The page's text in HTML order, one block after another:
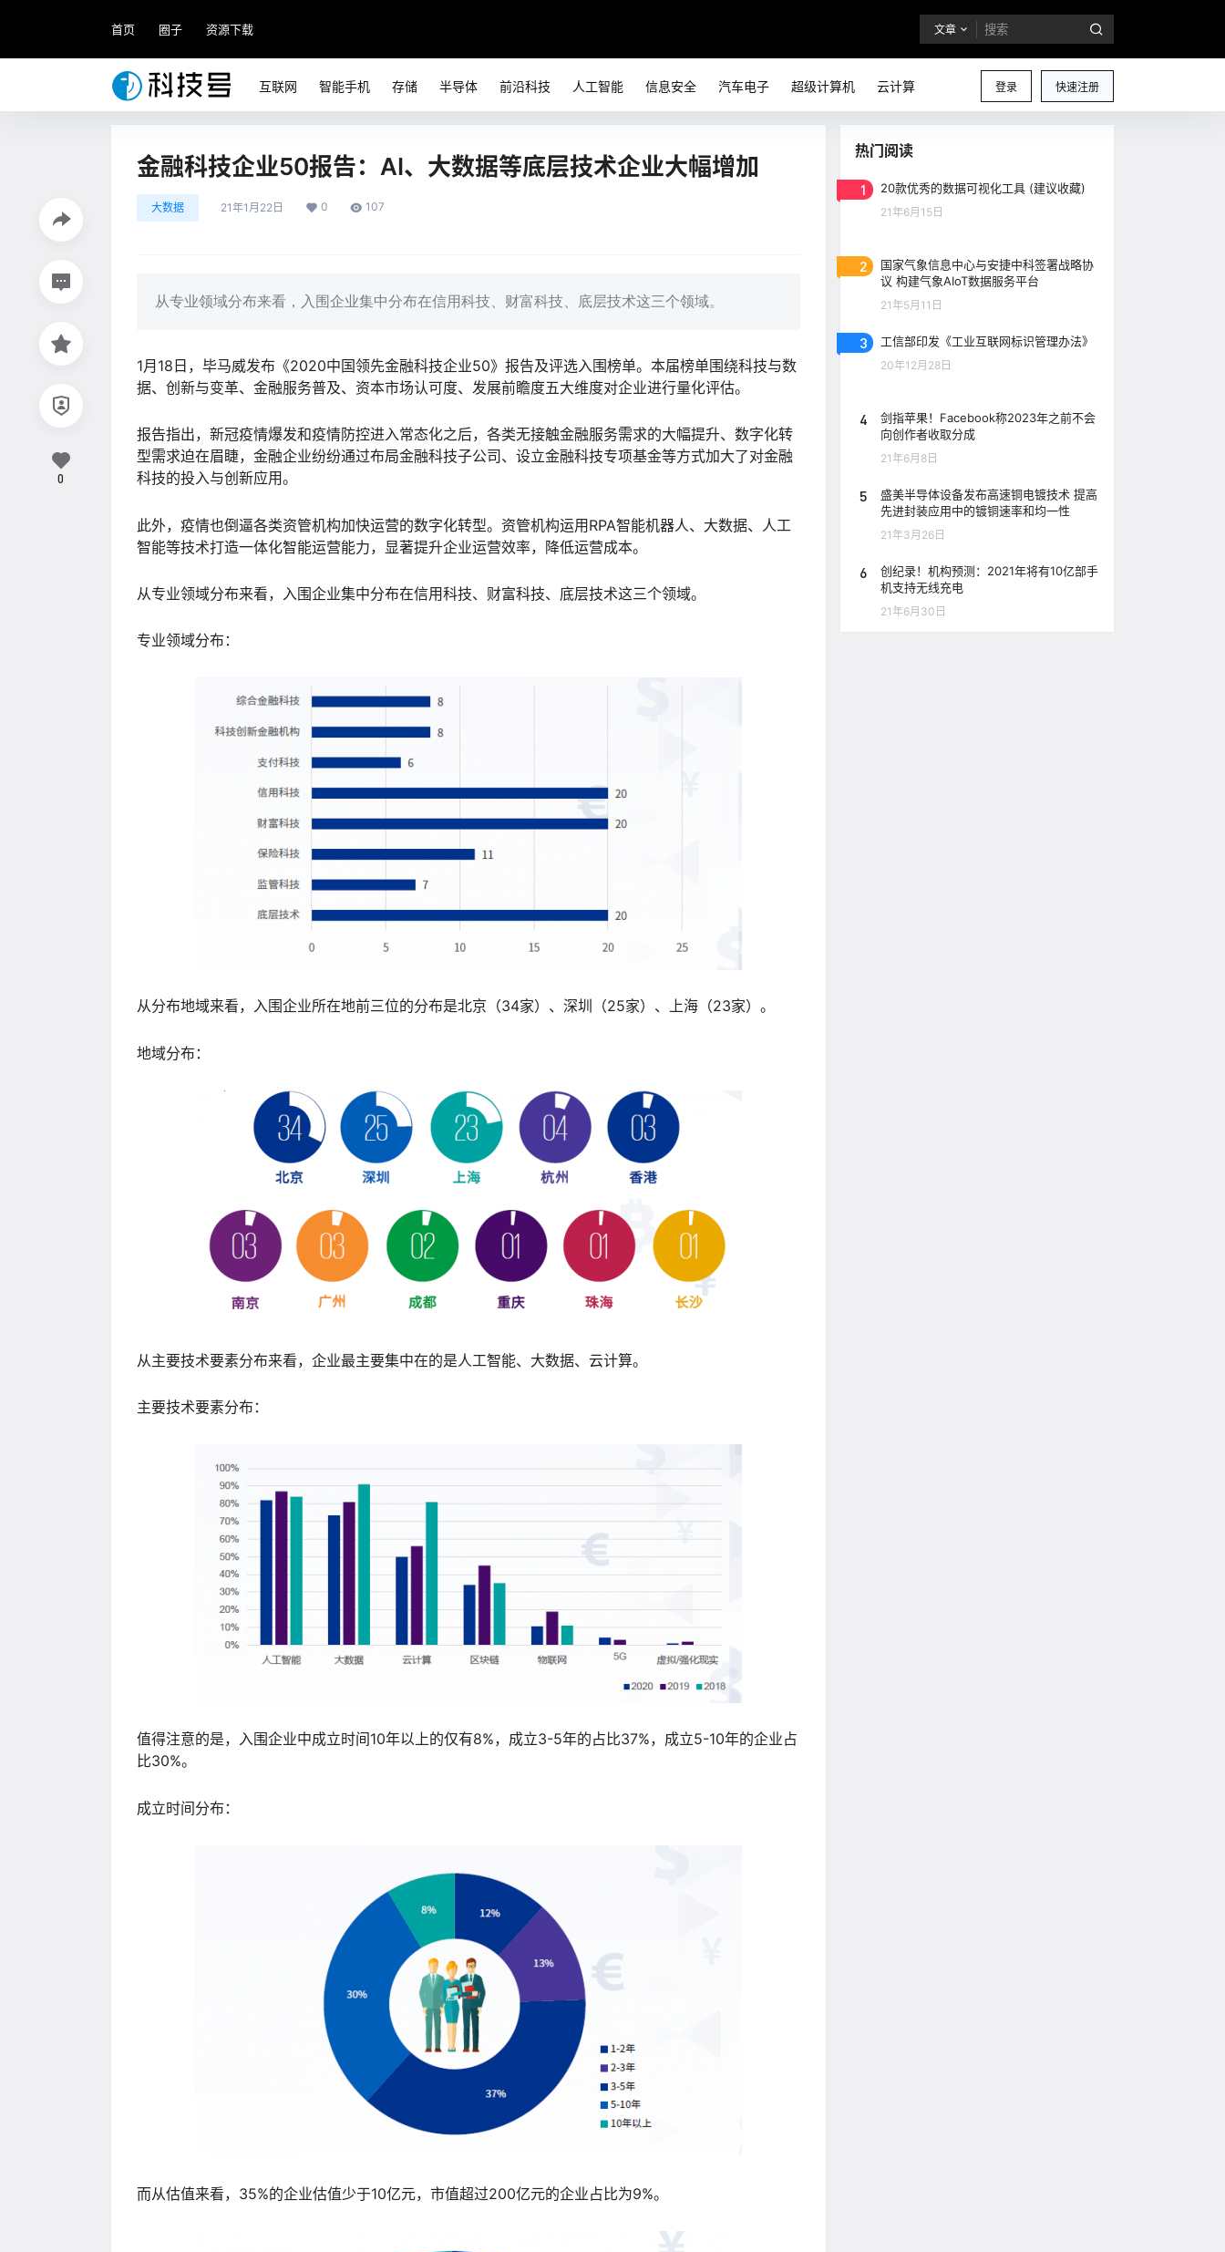
首页 圈子 资源下载 文章
登录 快速注册
互联网 智能手机 存储 半导体 前沿科技 人工智能 信息安全 汽车电子 超级计算机 云计算
金融科技企业50报告：AI、大数据等底层技术企业大幅增加
大数据 21年1月22日 0 107
从专业领域分布来看，入围企业集中分布在信用科技、财富科技、底层技术这三个领域。
1月18日，毕马威发布《2020中国领先金融科技企业50》报告及评选入围榜单。本届榜单围绕科技与数
据、创新与变革、金融服务普及、资本市场认可度、发展前瞻度五大维度对企业进行量化评估。
报告指出，新冠疫情爆发和疫情防控进入常态化之后，各类无接触金融服务需求的大幅提升、数字化转
型需求迫在眉睫，金融企业纷纷通过布局金融科技子公司、设立金融科技专项基金等方式加大了对金融
科技的投入与创新应用。
此外，疫情也倒逼各类资管机构加快运营的数字化转型。资管机构运用RPA智能机器人、大数据、人工
智能等技术打造一体化智能运营能力，显著提升企业运营效率，降低运营成本。
从专业领域分布来看，入围企业集中分布在信用科技、财富科技、底层技术这三个领域。
专业领域分布：
从分布地域来看，入围企业所在地前三位的分布是北京（34家）、深圳（25家）、上海（23家）。
地域分布：
从主要技术要素分布来看，企业最主要集中在的是人工智能、大数据、云计算。
主要技术要素分布：
值得注意的是，入围企业中成立时间10年以上的仅有8%，成立3-5年的占比37%，成立5-10年的企业占
比30%。
成立时间分布：
而从估值来看，35%的企业估值少于10亿元，市值超过200亿元的企业占比为9%。
0
热门阅读
1 20款优秀的数据可视化工具 (建议收藏)
21年6月15日
2
国家气象信息中心与安捷中科签署战略协
议 构建气象AIoT数据服务平台
21年5月11日
3 工信部印发《工业互联网标识管理办法》
20年12月28日
4
剑指苹果！Facebook称2023年之前不会
向创作者收取分成
21年6月8日
5
盛美半导体设备发布高速铜电镀技术 提高
先进封装应用中的镀铜速率和均一性
21年3月26日
6
创纪录！机构预测：2021年将有10亿部手
机支持无线充电
21年6月30日